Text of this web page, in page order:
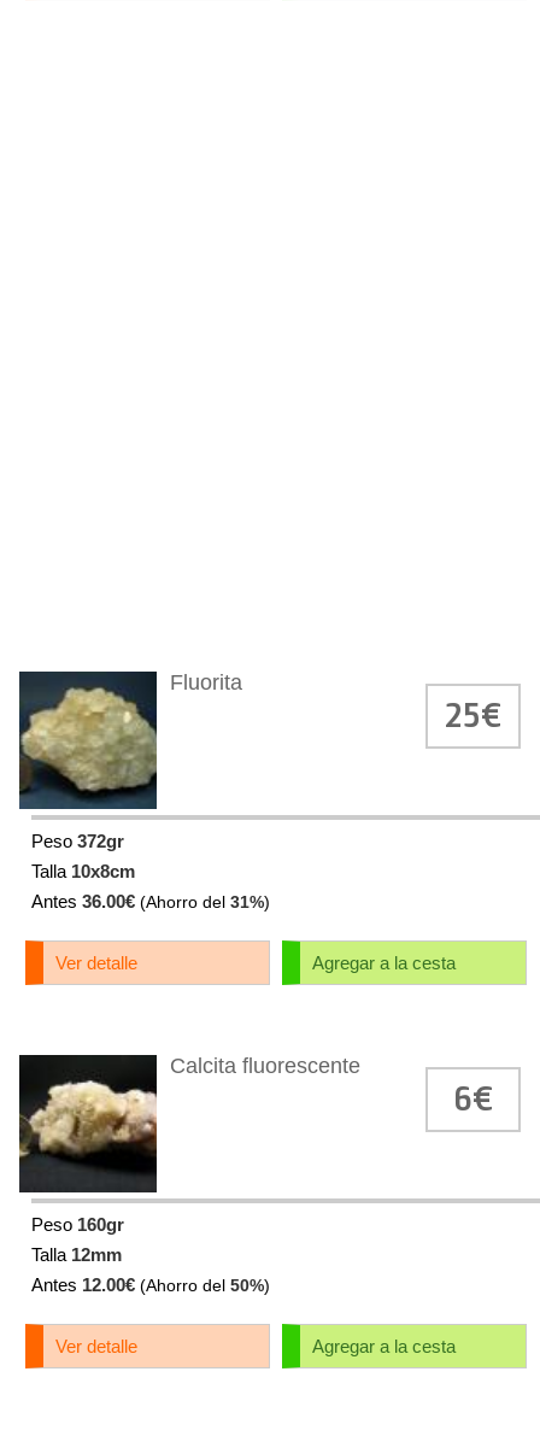
Fluorita
25€
Peso 372gr
Talla 10x8cm
Antes 36.00€ (Ahorro del 31%)
Agregar a la cesta
Ver detalle
Calcita fluorescente
6€
Peso 160gr
Talla 12mm
Antes 12.00€ (Ahorro del 50%)
Agregar a la cesta
Ver detalle